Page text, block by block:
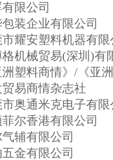
限公司
装企业有限公司
市耀安塑料机器有限
格机械贸易(深圳)有
洲塑料商情》/《亚
贸易商情杂志社
市奥通米克电子有限
菲尔香港有限公司
辅有限公司
五金有限公司